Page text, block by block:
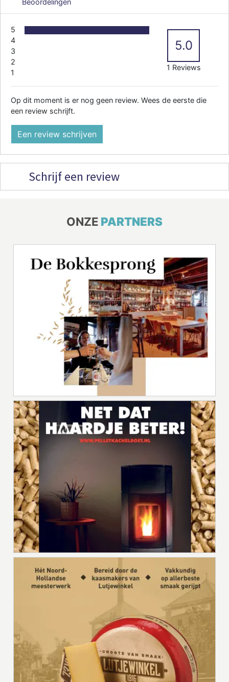
Beoordelingen
5
4
3
2
1
5.0
1 Reviews
Op dit moment is er nog geen review. Wees de eerste die
een review schrijft.
Een review schrijven
Schrijf een review
ONZE PARTNERS